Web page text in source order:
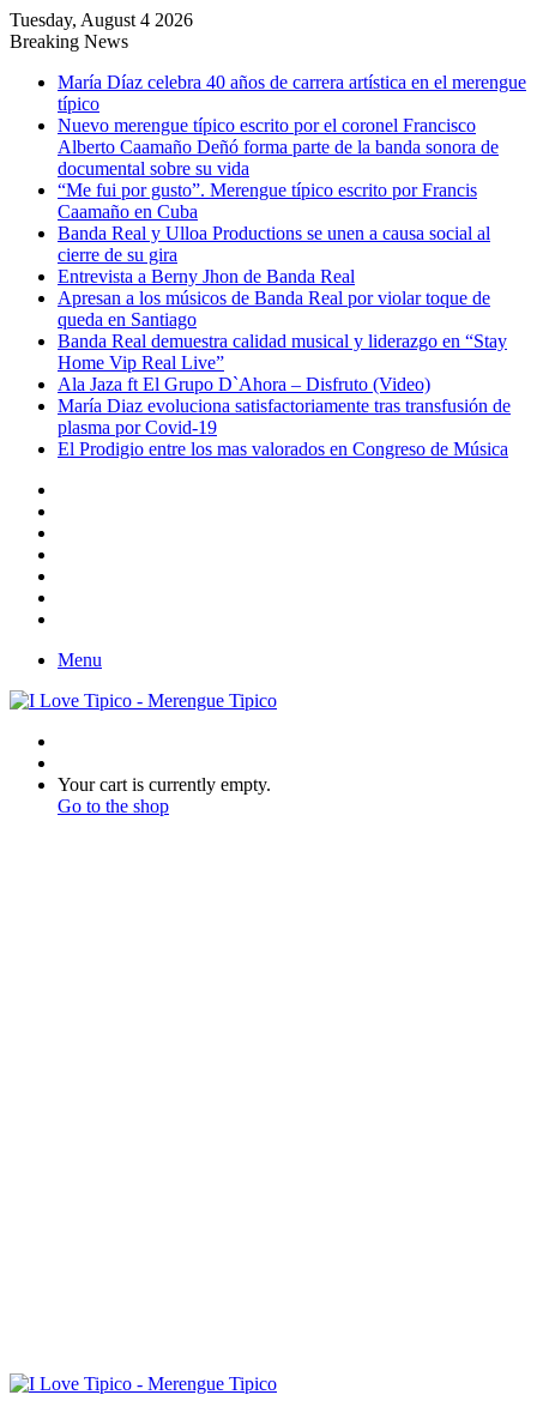
Tuesday, August 4 2026
Breaking News
María Díaz celebra 40 años de carrera artística en el merengue
típico
Nuevo merengue típico escrito por el coronel Francisco
Alberto Caamaño Deñó forma parte de la banda sonora de
documental sobre su vida
“Me fui por gusto”. Merengue típico escrito por Francis
Caamaño en Cuba
Banda Real y Ulloa Productions se unen a causa social al
cierre de su gira
Entrevista a Berny Jhon de Banda Real
Apresan a los músicos de Banda Real por violar toque de
queda en Santiago
Banda Real demuestra calidad musical y liderazgo en “Stay
Home Vip Real Live”
Ala Jaza ft El Grupo D`Ahora – Disfruto (Video)
María Diaz evoluciona satisfactoriamente tras transfusión de
plasma por Covid-19
El Prodigio entre los mas valorados en Congreso de Música
Menu
skin
View
your
Your cart is currently empty.
Go to the shop